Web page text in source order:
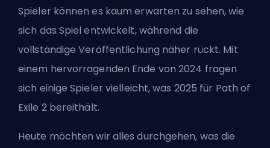
Spieler können es kaum erwarten zu sehen, wie
sich das Spiel entwickelt, während die
vollständige Veröffentlichung näher rückt. Mit
einem hervorragenden Ende von 2024 fragen
sich einige Spieler vielleicht, was 2025 für Path of
Exile 2 bereithält.
Heute möchten wir alles durchgehen, was die